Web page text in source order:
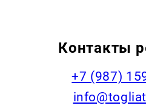
Контакты
+7 (987)